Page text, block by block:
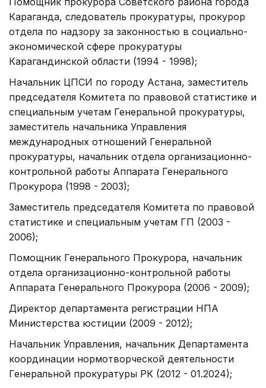
Караганда, следователь прокуратуры, прокурор
отдела по надзору за законностью в социально-
экономической сфере прокуратуры
Карагандинской области (1994 - 1998);
Начальник ЦПСИ по городу Астана, заместитель
председателя Комитета по правовой статистике и
специальным учетам Генеральной прокуратуры,
заместитель начальника Управления
международных отношений Генеральной
прокуратуры, начальник отдела организационно-
контрольной работы Аппарата Генерального
Прокурора (1998 - 2003);
Заместитель председателя Комитета по правовой
статистике и специальным учетам ГП (2003 -
2006);
Помощник Генерального Прокурора, начальник
отдела организационно-контрольной работы
Аппарата Генерального Прокурора (2006 - 2009);
Директор департамента регистрации НПА
Министерства юстиции (2009 - 2012);
Начальник Управления, начальник Департамента
координации нормотворческой деятельности
Генеральной прокуратуры РК (2012 - 01.2024);